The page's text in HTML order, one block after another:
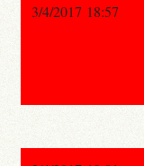
3/4/2017 18:57